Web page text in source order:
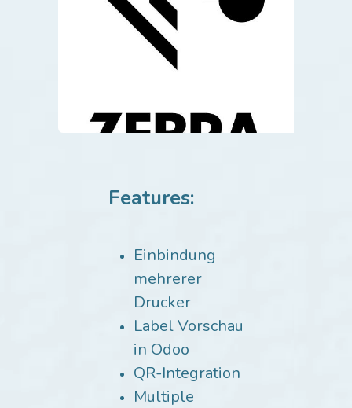
Features:
Einbindung
mehrerer
Drucker
Label Vorschau
in Odoo
QR-Integration
Multiple